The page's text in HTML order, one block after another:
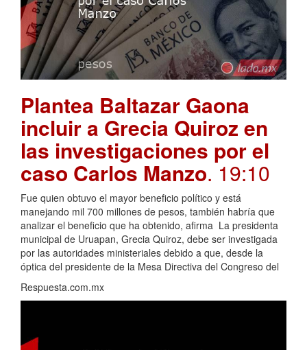
Plantea Baltazar Gaona
incluir a Grecia Quiroz en
las investigaciones por el
caso Carlos Manzo. 19:10
Fue quien obtuvo el mayor beneficio político y está
manejando mil 700 millones de pesos, también habría que
analizar el beneficio que ha obtenido, afirma La presidenta
municipal de Uruapan, Grecia Quiroz, debe ser investigada
por las autoridades ministeriales debido a que, desde la
óptica del presidente de la Mesa Directiva del Congreso del
Respuesta.com.mx